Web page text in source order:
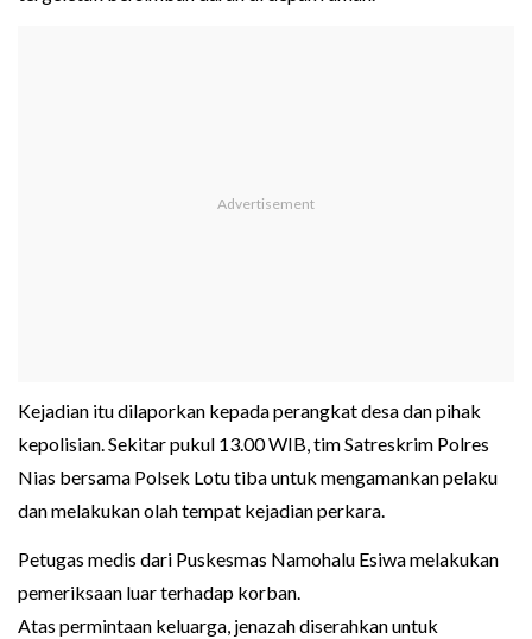
Kejadian itu dilaporkan kepada perangkat desa dan pihak
kepolisian. Sekitar pukul 13.00 WIB, tim Satreskrim Polres
Nias bersama Polsek Lotu tiba untuk mengamankan pelaku
dan melakukan olah tempat kejadian perkara.
Petugas medis dari Puskesmas Namohalu Esiwa melakukan
pemeriksaan luar terhadap korban.
Atas permintaan keluarga, jenazah diserahkan untuk